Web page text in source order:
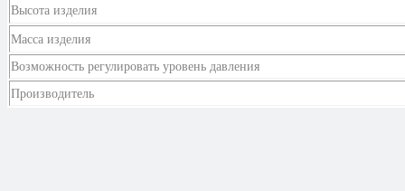
Высота изделия
Масса изделия
Возможность регулировать уровень давления
Производитель